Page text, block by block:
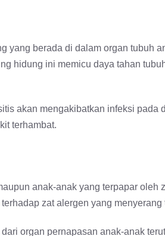
yang berada di dalam organ tubuh
hidung ini memicu daya tahan
akan mengakibatkan infeksi pada
terhambat.
anak-anak yang terpapar oleh
zat alergen yang menyerang
organ pernapasan anak-anak